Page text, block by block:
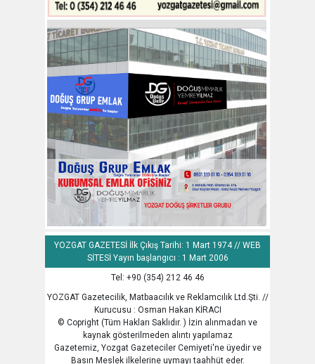
YOZGAT GAZETESİ İlk Çıkış Tarihi: 1 Mart 1974 // WEB
SİTESİ Yayın başlangıcı : 1 Mart 2006
Tel: +90 (354) 212 46 46
YOZGAT Gazetecilik, Matbaacılık ve Reklamcılık Ltd.Şti. //
Kurucusu : Osman Hakan KİRACI
© Copright (Tüm Hakları Saklıdır. ) İzin alınmadan ve
kaynak gösterilmeden alıntı yapılamaz
Gazetemiz, Yozgat Gazeteciler Cemiyeti'ne üyedir ve
Basın Meslek ilkelerine uymayı taahhüt eder.